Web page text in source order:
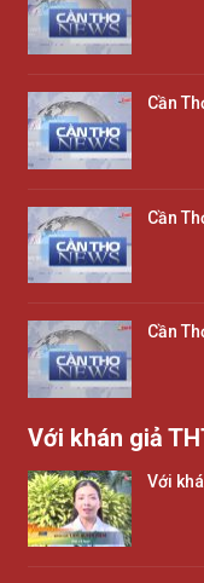
Cần
Cần
Cần
Với khán giả
Với